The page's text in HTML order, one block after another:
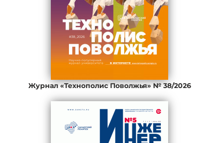
Журнал «Технополис Поволжья» № 38/2026